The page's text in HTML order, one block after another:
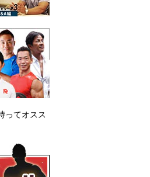
ってオスス